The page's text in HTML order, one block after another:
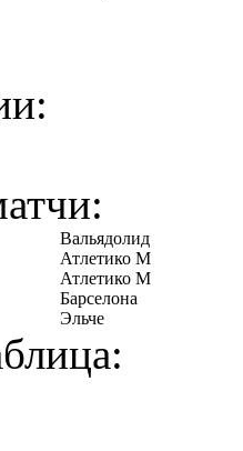
Вальядолид
Атлетико М
Атлетико М
Барселона
Эльче